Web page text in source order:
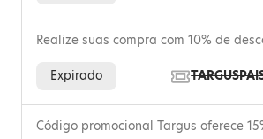
Realize suas compra com 10% de
Expirado
Código promocional Targus oferece